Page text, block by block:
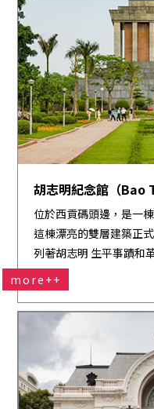
胡志明紀念館（Bao
位於西貢碼頭邊，是一
這棟漂亮的雙層建築正
列著胡志明 生平事蹟和
more++